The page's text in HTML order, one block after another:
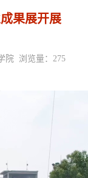
果展开展
院 浏览量： 275